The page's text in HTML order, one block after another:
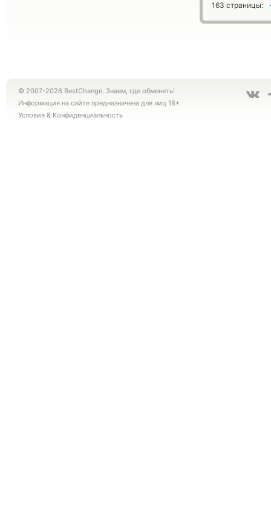
163 страницы:
© 2007-2026 BestChange. Знаем, где обменять!
Информация на сайте предназначена для лиц 18+
Условия & Конфиденциальность